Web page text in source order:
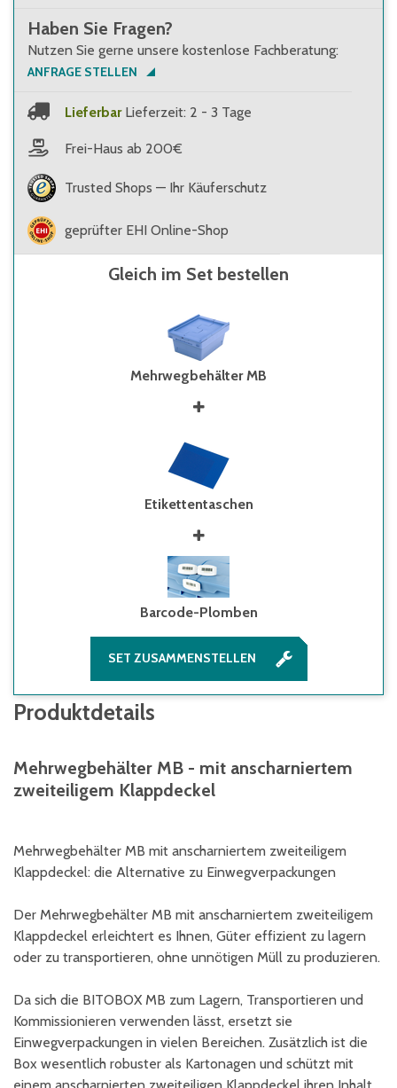
Haben Sie Fragen?
Nutzen Sie gerne unsere kostenlose Fachberatung:
ANFRAGE STELLEN
Lieferbar Lieferzeit: 2 - 3 Tage
Frei-Haus ab 200€
Trusted Shops — Ihr Käuferschutz
geprüfter EHI Online-Shop
Gleich im Set bestellen
Mehrwegbehälter MB
Etikettentaschen
Barcode-Plomben
SET ZUSAMMENSTELLEN
Produktdetails
Mehrwegbehälter MB - mit anscharniertem
zweiteiligem Klappdeckel
Mehrwegbehälter MB mit anscharniertem zweiteiligem
Klappdeckel: die Alternative zu Einwegverpackungen
Der Mehrwegbehälter MB mit anscharniertem zweiteiligem
Klappdeckel erleichtert es Ihnen, Güter effizient zu lagern
oder zu transportieren, ohne unnötigen Müll zu produzieren.
Da sich die BITOBOX MB zum Lagern, Transportieren und
Kommissionieren verwenden lässt, ersetzt sie
Einwegverpackungen in vielen Bereichen. Zusätzlich ist die
Box wesentlich robuster als Kartonagen und schützt mit